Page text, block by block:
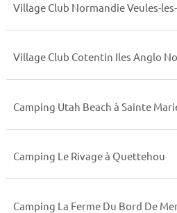
Village Club Normandie Veules-
Village Club Cotentin Iles Anglo
Camping Utah Beach à Sainte
Camping Le Rivage à Quettehou
Camping La Ferme Du Bord De